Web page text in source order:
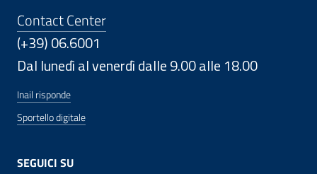
Contact Center
(+39) 06.6001
Dal lunedì al venerdì dalle 9.00 alle 18.00
Inail risponde
Sportello digitale
SEGUICI SU